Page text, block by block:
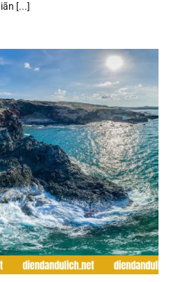
[...]
Đảo Phú Quý A-Z